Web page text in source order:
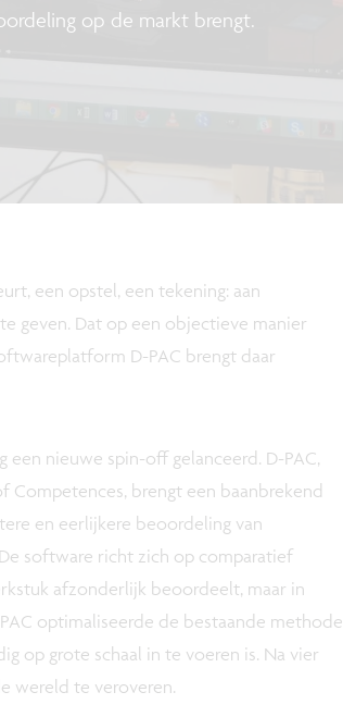
op de markt brengt.
een opstel, een tekening: aan
geven. Dat op een objectieve manier
D-PAC brengt daar
nieuwe spin-off gelanceerd. D-PAC,
brengt een baanbrekend
en eerlijkere beoordeling van
software richt zich op comparatief
afzonderlijk beoordeelt, maar in
optimaliseerde de bestaande methode
op grote schaal in te voeren is. Na vier
wereld te veroveren.